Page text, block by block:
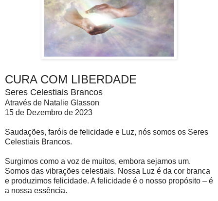
CURA COM LIBERDADE
Seres Celestiais Brancos
Através de Natalie Glasson
15 de Dezembro de 2023
Saudações, faróis de felicidade e Luz, nós somos os Seres
Celestiais Brancos.
Surgimos como a voz de muitos, embora sejamos um.
Somos das vibrações celestiais. Nossa Luz é da cor branca
e produzimos felicidade. A felicidade é o nosso propósito – é
a nossa essência.